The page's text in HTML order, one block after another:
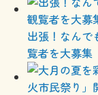
出張！なんで
覧者を大募集